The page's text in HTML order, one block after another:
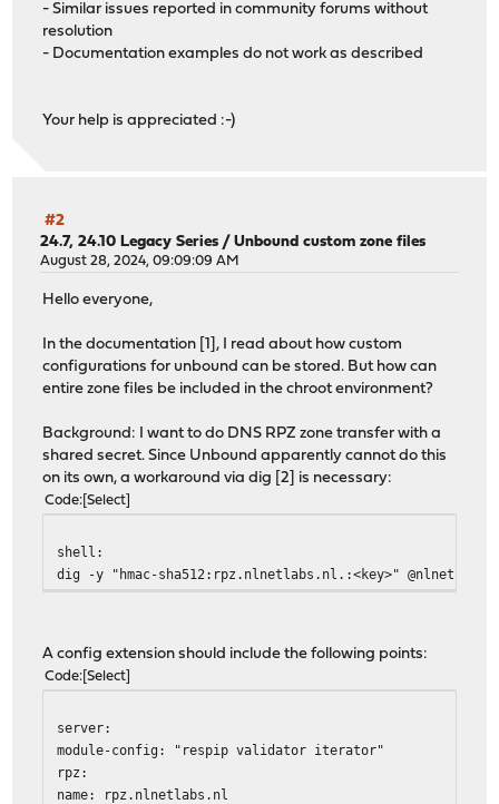
- Similar issues reported in community forums without
resolution
- Documentation examples do not work as described
Your help is appreciated :-)
#2
24.7, 24.10 Legacy Series /Unbound custom zone files
August 28, 2024, 09:09:09 AM
Hello everyone,
In the documentation [1], I read about how custom
configurations for unbound can be stored. But how can
entire zone files be included in the chroot environment?
Background: I want to do DNS RPZ zone transfer with a
shared secret. Since Unbound apparently cannot do this
on its own, a workaround via dig [2] is necessary:
Code Select
shell:
dig -y "hmac-sha512:rpz.nlnetlabs.nl.:<key>"
A config extension should include the following points:
Code Select
server:
module-config: "respip validator iterator"
rpz:
name: rpz.nlnetlabs.nl